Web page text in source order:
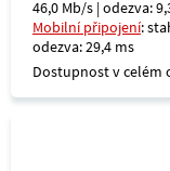
46,0 Mb/s | odezva:
Mobilní připojení:
odezva: 29,4 ms
Dostupnost v celém